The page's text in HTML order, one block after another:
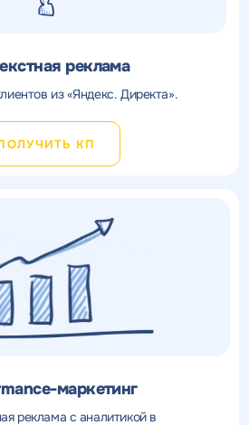
реклама
из «Яндекс. Директа».
КП
маркетинг
реклама с аналитикой в